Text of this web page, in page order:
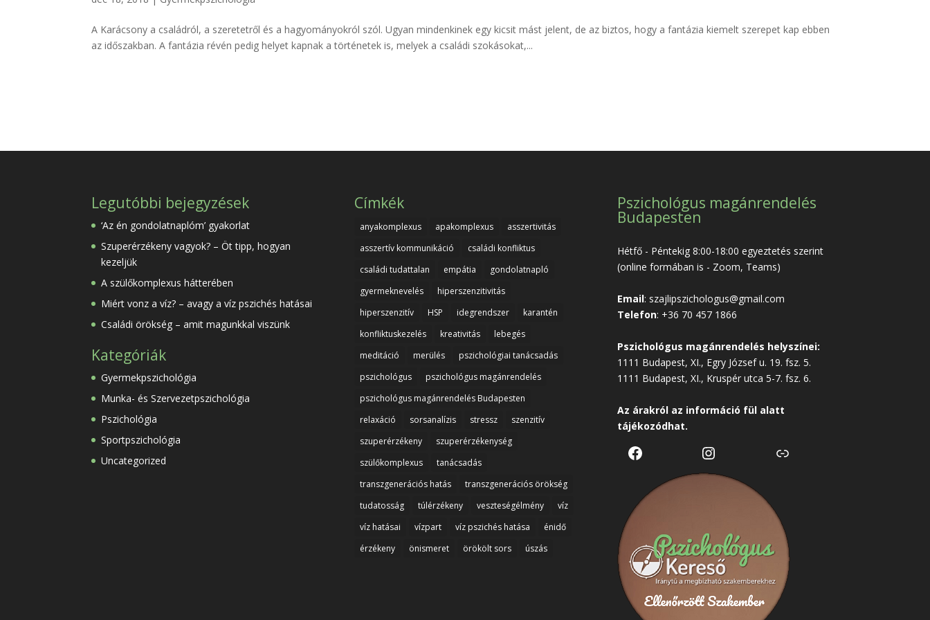
A Karácsony a családról, a szeretetről és a hagyományokról szól. Ugyan mindenkinek egy kicsit mást jelent, de az biztos, hogy a fantázia kiemelt szerepet kap ebben
az időszakban. A fantázia révén pedig helyet kapnak a történetek is, melyek a családi szokásokat,...
Legutóbbi bejegyzések
‘Az én gondolatnaplóm’ gyakorlat
Szuperérzékeny vagyok? – Öt tipp, hogyan
kezeljük
A szülőkomplexus hátterében
Miért vonz a víz? – avagy a víz pszichés hatásai
Családi örökség – amit magunkkal viszünk
Kategóriák
Gyermekpszichológia
Munka- és Szervezetpszichológia
Pszichológia
Sportpszichológia
Uncategorized
Címkék
anyakomplexus apakomplexus
asszertivitás
asszertív kommunikáció
családi konfliktus
családi tudattalan
empátia
gondolatnapló
gyermeknevelés
hiperszenzitivitás
hiperszenzitív
HSP idegrendszer
karantén
konfliktuskezelés
kreativitás
lebegés
meditáció
merülés
pszichológiai tanácsadás
pszichológus
pszichológus magánrendelés
pszichológus magánrendelés Budapesten
relaxáció
sorsanalízis stressz
szenzitív
szuperérzékeny
szuperérzékenység
szülőkomplexus
tanácsadás
transzgenerációs hatás
transzgenerációs örökség
tudatosság
túlérzékeny veszteségélmény
víz
víz hatásai
vízpart víz pszichés hatása
énidő
érzékeny
önismeret örökölt sors úszás
Pszichológus magánrendelés
Budapesten
Hétfő - Péntekig 8:00-18:00 egyeztetés szerint
(online formában is - Zoom, Teams)
Email: szajlipszichologus@gmail.com
Telefon: +36 70 457 1866
Pszichológus magánrendelés helyszínei:
1111 Budapest, XI., Egry József u. 19. fsz. 5.
1111 Budapest, XI., Kruspér utca 5-7. fsz. 6.
Az árakról az információ fül alatt
tájékozódhat.
Facebook InstagramLink